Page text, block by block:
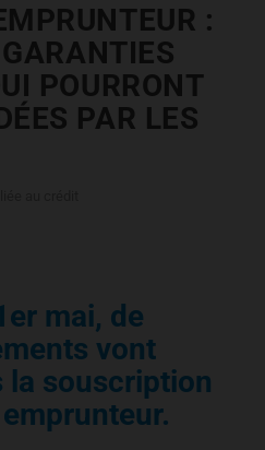
:
POURRONT
PAR LES
mai, de
vont
la souscription